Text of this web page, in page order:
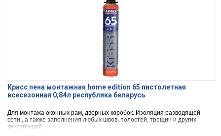
Красс пена монтажная home edition 65 пистолетная
всесезонная 0,84л республика беларусь
Для монтажа оконных рам, дверных коробок. Изоляция разводящей
сети , а также заполнения любых швов, полостей, трещин и других
конструкций.